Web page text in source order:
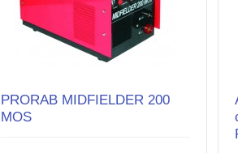
PRORAB MIDFIELDER 200
MOS